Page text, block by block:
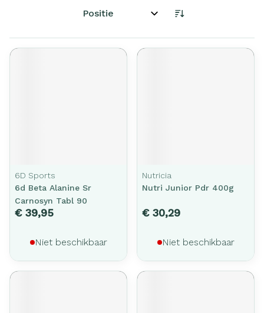
Sorteer op:
6D Sports
6d Beta Alanine Sr
Carnosyn Tabl 90
€ 39,95
Niet beschikbaar
Nutricia
Nutri Junior Pdr 400g
€ 30,29
Niet beschikbaar